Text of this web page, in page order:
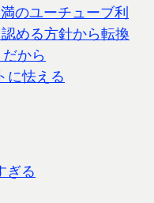
のユーチューブ利
める方針から転換
から
に怯える
ぎる